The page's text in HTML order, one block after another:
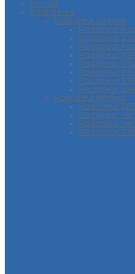
Accueil
Radiateurs
Radiateur intégré
Radiateur 6
Radiateur 8
Radiateur
Radiateur
Radiateur
Radiateur
Radiateur
Radiateur
Radiateur vertical
Radiateur
Radiateur
Radiateur
Radiateur